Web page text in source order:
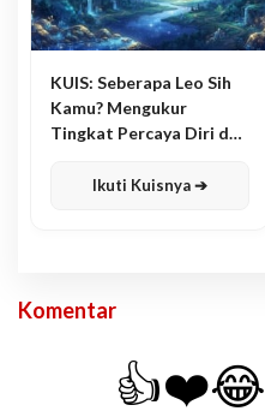
KUIS: Seberapa Leo Sih
Kamu? Mengukur
Tingkat Percaya Diri dan
Ikuti Kuisnya ➔
Komentar
👍❤️😂